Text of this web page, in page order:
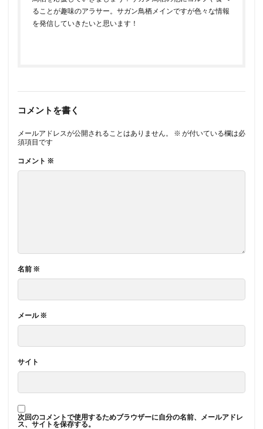
ることが趣味のアラサー。サガン鳥栖メインですが色々な情報
を発信していきたいと思います！
コメントを書く
メールアドレスが公開されることはありません。 ※ が付いている欄は必
須項目です
コメント ※
名前 ※
メール※
サイト
次回のコメントで使用するためブラウザーに自分の名前、メールアドレ
ス、サイトを保存する。